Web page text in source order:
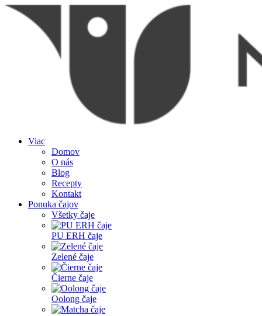
Viac
Domov
O nás
Blog
Recepty
Kontakt
Ponuka čajov
Všetky čaje
PU ERH čaje
Zelené čaje
Čierne čaje
Oolong čaje